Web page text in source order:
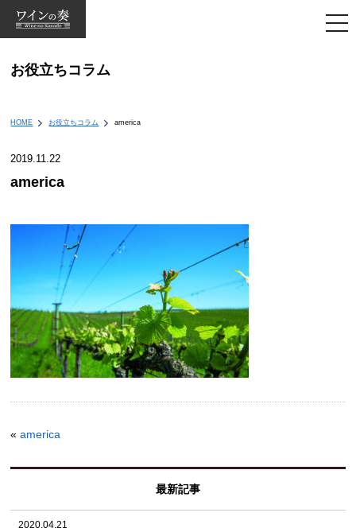
お役立ちコラム
HOME お役立ちコラム america
2019.11.22
america
«america
最新記事
2020.04.21